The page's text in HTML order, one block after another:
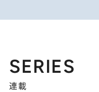
SERIES
連載